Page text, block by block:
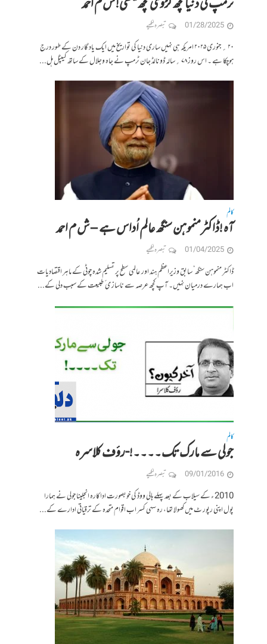
01/28/2025 تبصرہ لکھیے
۲۰ ؍ جنوری ۲۰۲۵ امریکہ ہی نہیں ساری دنیا کی تواریخ میں ایک یاد گار دن کے طور درج
ہوچکا ہے ۔ اس روز ۷۸ ؍سالہ ڈونالڈ جان ٹرمپ نے جاہ وجلال کے ساتھ کیپٹل ہل...
کالم
آہ !ڈاکٹرمنموہن سنگھ عالم اُداس ہے – ش م احمد
01/04/2025 تبصرہ لکھیے
ڈاکٹر منموہن سنگھ‘ سابق وزیراعظم ہند اور عالمی سطح پر تسلیم شدہ چوٹی کے ماہر اقتصادیات
اب ہمارے درمیان نہیں۔ آپ کچھ عرصہ سے ناساز ی ٔطبیعت کے سبب دلی کے...
کالم
جولی سے مارک تک۔۔۔۔!-رؤف کلاسرہ
09/01/2016 تبصرہ لکھیے
2010 ء کے سیلاب کے بعد پہلے ہالی ووڈ کی خوبصورت اداکارہ انجلینا جولی نے ہمارا
پول اپنی رپور ٹ میں کھولا تھا، رہ سہی کسر اب اقوام متحدہ کے ترقیاتی ادارے کے...